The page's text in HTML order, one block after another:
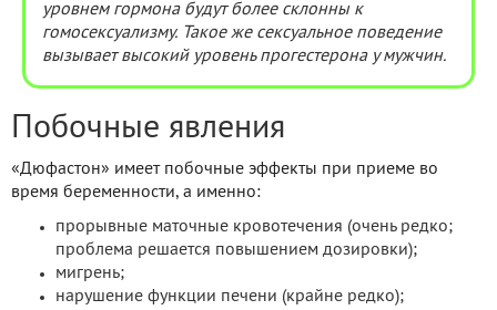
уровнем гормона будут более склонны к
гомосексуализму. Такое же сексуальное поведение
вызывает высокий уровень прогестерона у мужчин.
Побочные явления
«Дюфастон» имеет побочные эффекты при приеме во
время беременности, а именно:
прорывные маточные кровотечения (очень редко;
проблема решается повышением дозировки);
мигрень;
нарушение функции печени (крайне редко);